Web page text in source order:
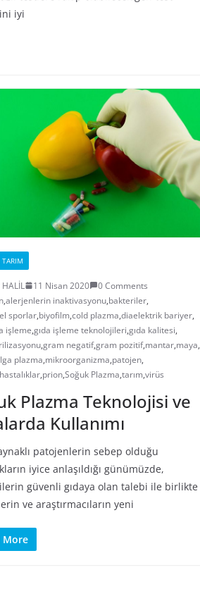
iyi
TARIM
11 Nisan 2020
0 Comments
,alerjenlerin inaktivasyonu,bakteriler,
sporlar,biyofilm,cold plazma,diaelektrik bariyer,
işleme,gıda işleme teknolojileri,gıda kalitesi,
,gram negatif,gram pozitif,mantar,maya,
plazma,mikroorganizma,patojen,
,prion,Soğuk Plazma,tarım,virüs
Plazma Teknolojisi ve
Kullanımı
patojenlerin sebep olduğu
iyice anlaşıldığı günümüzde,
güvenli gıdaya olan talebi ile birlikte
ve araştırmacıların yeni
More